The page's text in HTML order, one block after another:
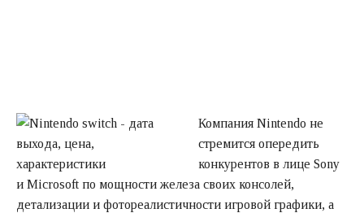
Компания Nintendo не
стремится опередить
конкурентов в лице Sony
и Microsoft по мощности железа своих консолей,
детализации и фотореалистичности игровой графики, а